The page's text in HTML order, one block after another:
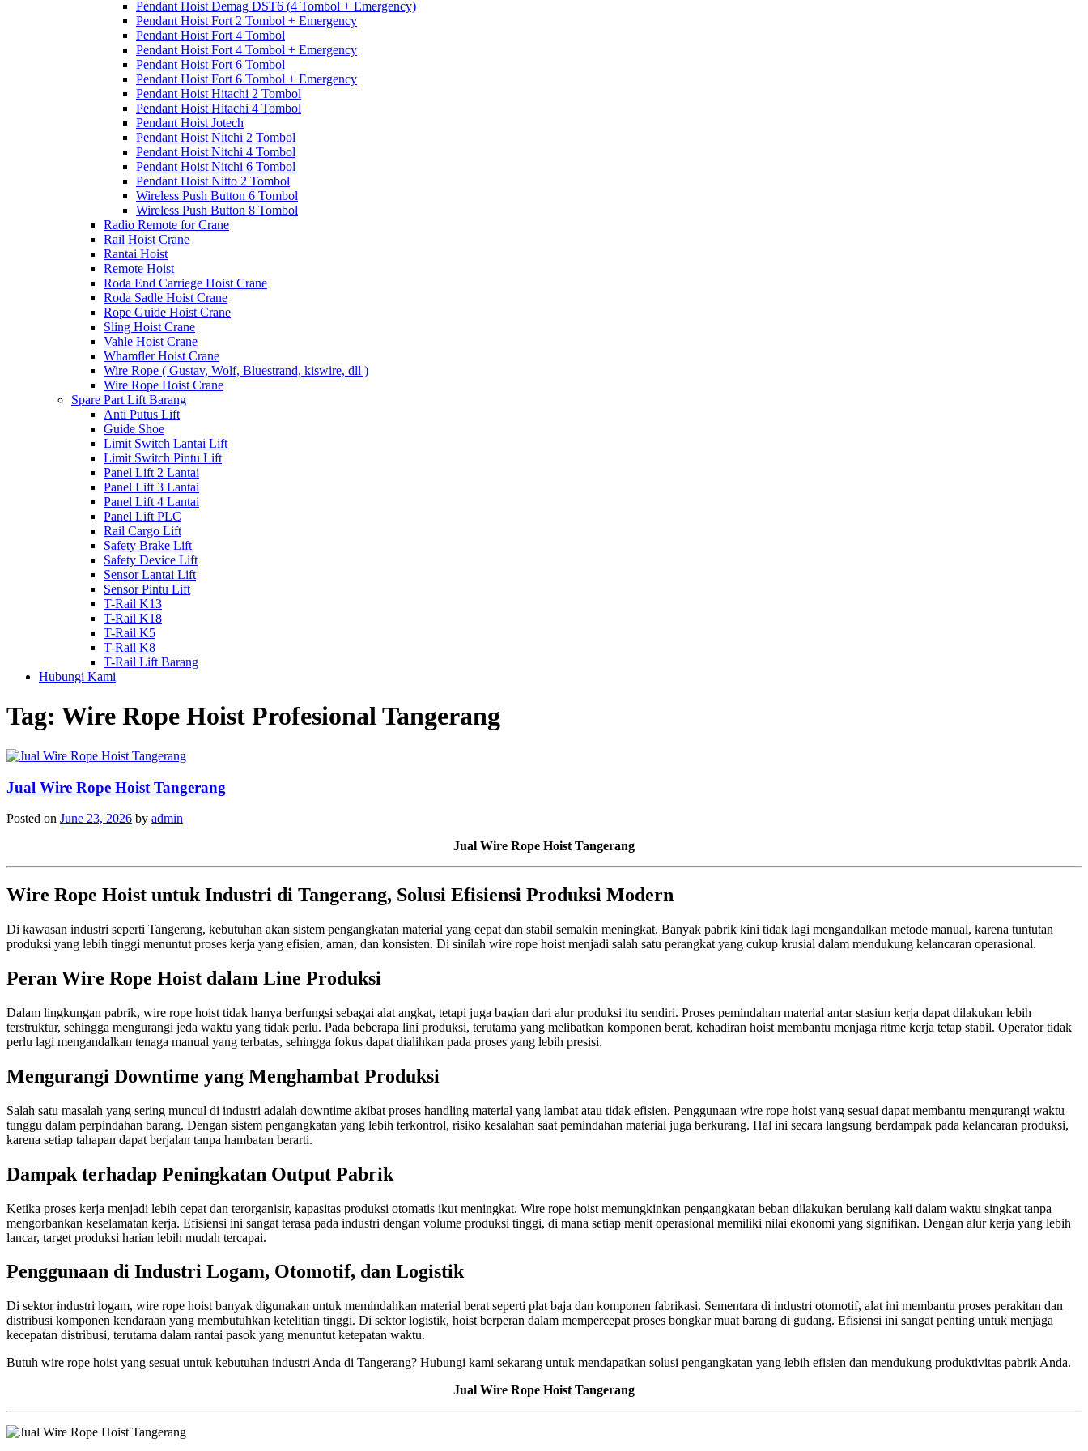
Pendant Hoist Demag DST6 (4 Tombol + Emergency)
Pendant Hoist Fort 2 Tombol + Emergency
Pendant Hoist Fort 4 Tombol
Pendant Hoist Fort 4 Tombol + Emergency
Pendant Hoist Fort 6 Tombol
Pendant Hoist Fort 6 Tombol + Emergency
Pendant Hoist Hitachi 2 Tombol
Pendant Hoist Hitachi 4 Tombol
Pendant Hoist Jotech
Pendant Hoist Nitchi 2 Tombol
Pendant Hoist Nitchi 4 Tombol
Pendant Hoist Nitchi 6 Tombol
Pendant Hoist Nitto 2 Tombol
Wireless Push Button 6 Tombol
Wireless Push Button 8 Tombol
Radio Remote for Crane
Rail Hoist Crane
Rantai Hoist
Remote Hoist
Roda End Carriege Hoist Crane
Roda Sadle Hoist Crane
Rope Guide Hoist Crane
Sling Hoist Crane
Vahle Hoist Crane
Whamfler Hoist Crane
Wire Rope ( Gustav, Wolf, Bluestrand, kiswire, dll )
Wire Rope Hoist Crane
Spare Part Lift Barang
Anti Putus Lift
Guide Shoe
Limit Switch Lantai Lift
Limit Switch Pintu Lift
Panel Lift 2 Lantai
Panel Lift 3 Lantai
Panel Lift 4 Lantai
Panel Lift PLC
Rail Cargo Lift
Safety Brake Lift
Safety Device Lift
Sensor Lantai Lift
Sensor Pintu Lift
T-Rail K13
T-Rail K18
T-Rail K5
T-Rail K8
T-Rail Lift Barang
Hubungi Kami
Tag: Wire Rope Hoist Profesional Tangerang
Jual Wire Rope Hoist Tangerang
Posted on June 23, 2026 by admin
Jual Wire Rope Hoist Tangerang
Wire Rope Hoist untuk Industri di Tangerang, Solusi Efisiensi Produksi Modern
Di kawasan industri seperti Tangerang, kebutuhan akan sistem pengangkatan material yang cepat dan stabil semakin meningkat. Banyak pabrik kini tidak lagi mengandalkan metode manual, karena tuntutan
produksi yang lebih tinggi menuntut proses kerja yang efisien, aman, dan konsisten. Di sinilah wire rope hoist menjadi salah satu perangkat yang cukup krusial dalam mendukung kelancaran operasional.
Peran Wire Rope Hoist dalam Line Produksi
Dalam lingkungan pabrik, wire rope hoist tidak hanya berfungsi sebagai alat angkat, tetapi juga bagian dari alur produksi itu sendiri. Proses pemindahan material antar stasiun kerja dapat dilakukan lebih
terstruktur, sehingga mengurangi jeda waktu yang tidak perlu. Pada beberapa lini produksi, terutama yang melibatkan komponen berat, kehadiran hoist membantu menjaga ritme kerja tetap stabil. Operator tidak
perlu lagi mengandalkan tenaga manual yang terbatas, sehingga fokus dapat dialihkan pada proses yang lebih presisi.
Mengurangi Downtime yang Menghambat Produksi
Salah satu masalah yang sering muncul di industri adalah downtime akibat proses handling material yang lambat atau tidak efisien. Penggunaan wire rope hoist yang sesuai dapat membantu mengurangi waktu
tunggu dalam perpindahan barang. Dengan sistem pengangkatan yang lebih terkontrol, risiko kesalahan saat pemindahan material juga berkurang. Hal ini secara langsung berdampak pada kelancaran produksi,
karena setiap tahapan dapat berjalan tanpa hambatan berarti.
Dampak terhadap Peningkatan Output Pabrik
Ketika proses kerja menjadi lebih cepat dan terorganisir, kapasitas produksi otomatis ikut meningkat. Wire rope hoist memungkinkan pengangkatan beban dilakukan berulang kali dalam waktu singkat tanpa
mengorbankan keselamatan kerja. Efisiensi ini sangat terasa pada industri dengan volume produksi tinggi, di mana setiap menit operasional memiliki nilai ekonomi yang signifikan. Dengan alur kerja yang lebih
lancar, target produksi harian lebih mudah tercapai.
Penggunaan di Industri Logam, Otomotif, dan Logistik
Di sektor industri logam, wire rope hoist banyak digunakan untuk memindahkan material berat seperti plat baja dan komponen fabrikasi. Sementara di industri otomotif, alat ini membantu proses perakitan dan
distribusi komponen kendaraan yang membutuhkan ketelitian tinggi. Di sektor logistik, hoist berperan dalam mempercepat proses bongkar muat barang di gudang. Efisiensi ini sangat penting untuk menjaga
kecepatan distribusi, terutama dalam rantai pasok yang menuntut ketepatan waktu.
Butuh wire rope hoist yang sesuai untuk kebutuhan industri Anda di Tangerang? Hubungi kami sekarang untuk mendapatkan solusi pengangkatan yang lebih efisien dan mendukung produktivitas pabrik Anda.
Jual Wire Rope Hoist Tangerang